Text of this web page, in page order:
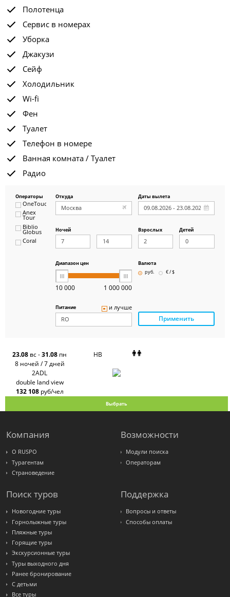
Полотенца
Сервис в номерах
Уборка
Джакузи
Сейф
Холодильник
Wi-fi
Фен
Туалет
Телефон в номере
Ванная комната / Туалет
Радио
Операторы
OneTouch&Travel
Anex
Tour
Biblio
Globus
Coral
Alean
Sunmar
PlanTravel
FUN&SUN
ex TUI
Крымская
Волна
Travelata
Откуда Даты вылета
Ночей Взрослых Детей
Диапазон цен
10 000 1 000 000
Валюта
руб.
€ / $
Питание и лучше
Применить
23.08 вс-31.08 пн
8 ночей / 7 дней
HB
2ADL
double land view
132 108 руб/чел
Выбрать
Компания
О RUSPO
Турагентам
Страноведение
Возможности
Модули поиска
Операторам
Поиск туров
Новогодние туры
Горнолыжные туры
Пляжные туры
Горящие туры
Экскурсионные туры
Туры выходного дня
Ранее бронирование
С детьми
Все туры
Поддержка
Вопросы и ответы
Способы оплаты